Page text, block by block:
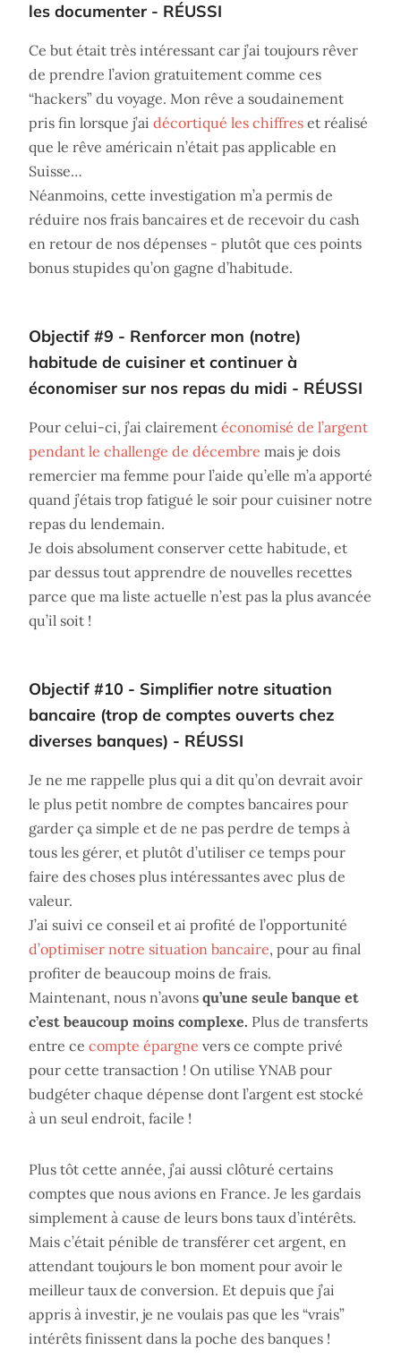
les documenter - RÉUSSI
Ce but était très intéressant car j’ai toujours rêver
de prendre l’avion gratuitement comme ces
“hackers” du voyage. Mon rêve a soudainement
pris fin lorsque j’ai décortiqué les chiffres et réalisé
que le rêve américain n’était pas applicable en
Suisse…
Néanmoins, cette investigation m’a permis de
réduire nos frais bancaires et de recevoir du cash
en retour de nos dépenses - plutôt que ces points
bonus stupides qu’on gagne d’habitude.
Objectif #9 - Renforcer mon (notre)
habitude de cuisiner et continuer à
économiser sur nos repas du midi - RÉUSSI
Pour celui-ci, j’ai clairement économisé de l’argent
pendant le challenge de décembre mais je dois
remercier ma femme pour l’aide qu’elle m’a apporté
quand j’étais trop fatigué le soir pour cuisiner notre
repas du lendemain.
Je dois absolument conserver cette habitude, et
par dessus tout apprendre de nouvelles recettes
parce que ma liste actuelle n’est pas la plus avancée
qu’il soit !
Objectif #10 - Simplifier notre situation
bancaire (trop de comptes ouverts chez
diverses banques) - RÉUSSI
Je ne me rappelle plus qui a dit qu’on devrait avoir
le plus petit nombre de comptes bancaires pour
garder ça simple et de ne pas perdre de temps à
tous les gérer, et plutôt d’utiliser ce temps pour
faire des choses plus intéressantes avec plus de
valeur.
J’ai suivi ce conseil et ai profité de l’opportunité
d’optimiser notre situation bancaire, pour au final
profiter de beaucoup moins de frais.
Maintenant, nous n’avons qu’une seule banque et
c’est beaucoup moins complexe. Plus de transferts
entre ce compte épargne vers ce compte privé
pour cette transaction ! On utilise YNAB pour
budgéter chaque dépense dont l’argent est stocké
à un seul endroit, facile !
Plus tôt cette année, j’ai aussi clôturé certains
comptes que nous avions en France. Je les gardais
simplement à cause de leurs bons taux d’intérêts.
Mais c’était pénible de transférer cet argent, en
attendant toujours le bon moment pour avoir le
meilleur taux de conversion. Et depuis que j’ai
appris à investir, je ne voulais pas que les “vrais”
intérêts finissent dans la poche des banques !